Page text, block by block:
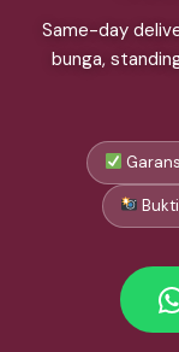
Same-day
bunga,